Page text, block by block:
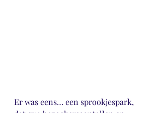
Er was eens… een sprookjespark,